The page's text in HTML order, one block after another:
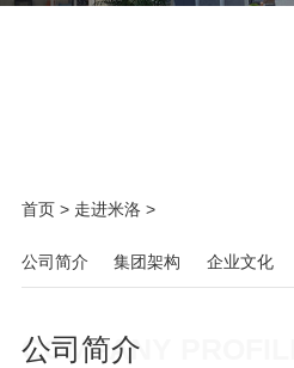
首页> 走进米洛>
公司简介 集团架构 企业文化
公司简介
COMPANY PROFILE